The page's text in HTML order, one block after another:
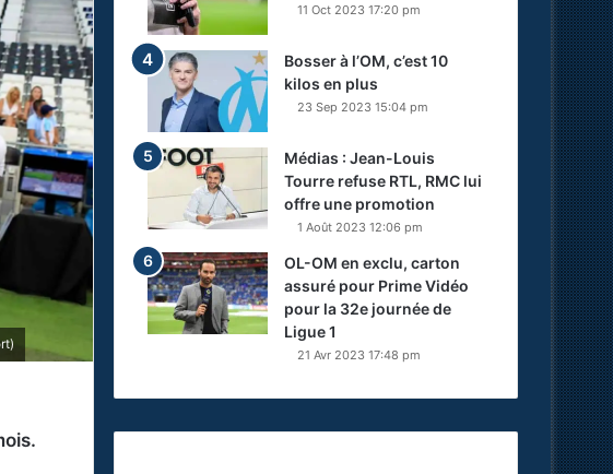
11 Oct 2023 17:20 pm
Bosser à l’OM, c’est 10
kilos en plus
23 Sep 2023 15:04 pm
Médias : Jean-Louis
Tourre refuse RTL, RMC lui
offre une promotion
1 Août 2023 12:06 pm
OL-OM en exclu, carton
assuré pour Prime Vidéo
pour la 32e journée de
Ligue 1
21 Avr 2023 17:48 pm